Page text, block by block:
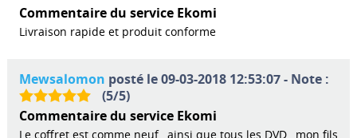
Commentaire du service Ekomi
Livraison rapide et produit conforme
Mewsalomon posté le 09-03-2018 12:53:07 - Note :
(5/5)
Commentaire du service Ekomi
Le coffret est comme neuf , ainsi que tous les DVD , mon fils